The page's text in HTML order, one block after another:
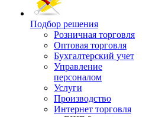
Подбор решения
Розничная торговля
Оптовая торговля
Бухгалтерский учет
Управление
персоналом
Услуги
Производство
Интернет торговля